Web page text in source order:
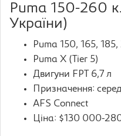
Puma 150-260
України)
Puma 150, 165,
Puma X (Tier 5)
Двигуни FPT 6,7 л
Призначення:
AFS Connect
Ціна: $130 000-